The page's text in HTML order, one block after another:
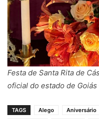
Festa de Santa Rita de
oficial do estado de
TAGS Alego Aniversário